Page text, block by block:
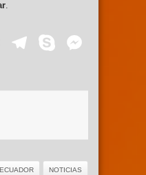
WhatsApp
Telegram
Skype
ECUADOR NOTICIAS